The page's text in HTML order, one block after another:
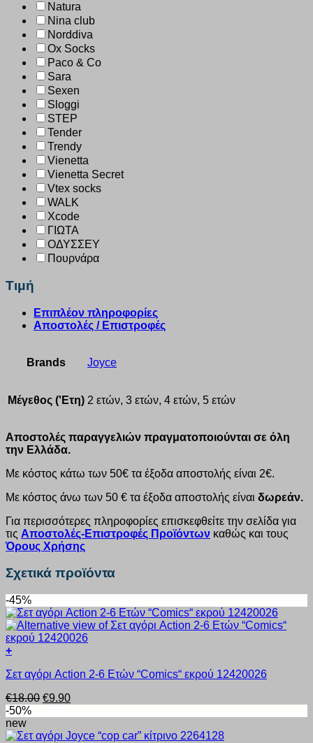
Natura
Nina club
Norddiva
Ox Socks
Paco & Co
Sara
Sexen
Sloggi
STEP
Tender
Trendy
Vienetta
Vienetta Secret
Vtex socks
WALK
Xcode
ΓΙΩΤΑ
ΟΔΥΣΣΕΥ
Πουρνάρα
Τιμή
Επιπλέον πληροφορίες
Αποστολές / Επιστροφές
Brands Joyce
Μέγεθος ('Ετη) 2 ετών, 3 ετών, 4 ετών, 5 ετών
Αποστολές παραγγελιών πραγματοποιούνται σε όλη
την Ελλάδα.
Με κόστος κάτω των 50€ τα έξοδα αποστολής είναι 2€.
Με κόστος άνω των 50 € τα έξοδα αποστολής είναι δωρεάν.
Για περισσότερες πληροφορίες επισκεφθείτε την σελίδα για
τις Αποστολές-Επιστροφές Προϊόντων καθώς και τους
Όρους Χρήσης
Σχετικά προϊόντα
-45%
+
το
έχει
πολλαπλές
παραλλαγές.
Οι
Σετ αγόρι Action 2-6 Ετών “Comics“ εκρού 12420026
€18.00 Original
€18.00.
€9.90Η
είναι:
-50%
new